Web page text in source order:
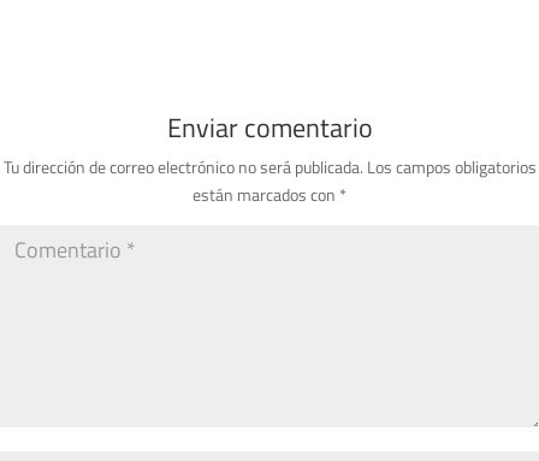
Enviar comentario
Tu dirección de correo electrónico no será publicada. Los campos obligatorios
están marcados con *